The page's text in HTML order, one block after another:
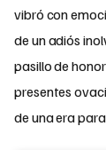
vibró con
de un adiós
pasillo de
presentes
de una era